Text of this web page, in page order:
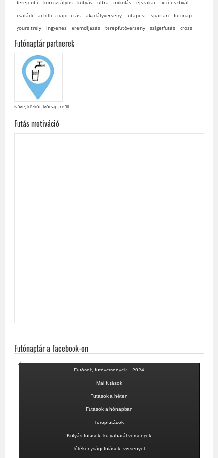
terepfutó korosztályos kutyás ultra mikulás éjszakai
futófesztivál
családi
achilles napi futás akadályverseny futapest spartan
futónap
yours truly
ingyenes éremdíjazás terepfutóverseny szigetfutás cross
Futónaptár partnerek
ivóvíz, közkút, ivócsap, refill
Futás motiváció
Futónaptár a Facebook-on
Futások, futóversenyek – 2024
Mai futások
Futások a héten
Futások a hónapban
Terepfutások
Kutyás futások, kutyabarát versenyek
Jótékonysági futások, versenyek